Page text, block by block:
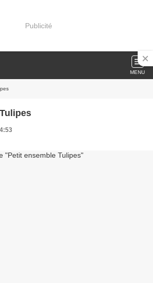
Publicité
MENU